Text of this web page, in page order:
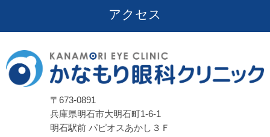
アクセス
〒673-0891
兵庫県明石市大明石町1-6-1
明石駅前 パピオスあかし３Ｆ